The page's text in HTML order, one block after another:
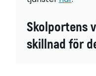
Skolportens
skillnad för